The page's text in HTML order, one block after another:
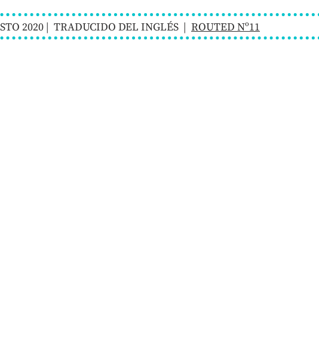
2020 | TRADUCIDO DEL INGLÉS | ROUTED Nº11